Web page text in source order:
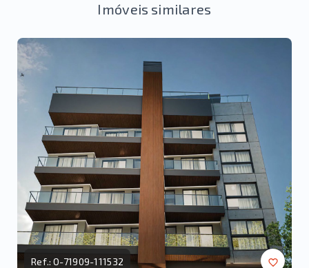
Imóveis similares
Ref.:O-71909-111532